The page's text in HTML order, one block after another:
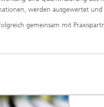
werden ausgewertet
gemeinsam mit